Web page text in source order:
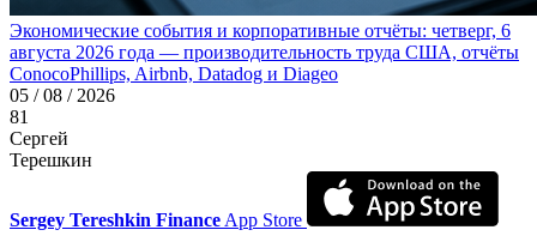
Экономические события и корпоративные отчёты: четверг, 6
августа 2026 года — производительность труда США, отчёты
ConocoPhillips, Airbnb, Datadog и Diageo
05 / 08 / 2026
81
Сергей
Терешкин
Sergey Tereshkin Finance App Store